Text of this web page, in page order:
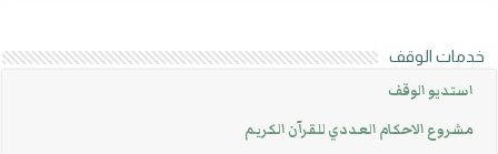
خدمات الوقف
استديو الوقف
مشروع الاحكام العددي للقرآن الكريم